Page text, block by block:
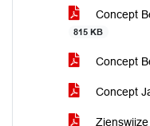
Concept
815 KB
Concept
Concept